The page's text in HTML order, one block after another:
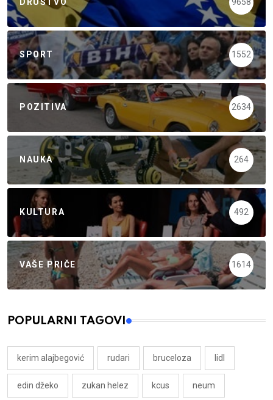
SPORT 1552
POZITIVA 2634
NAUKA 264
KULTURA 492
VAŠE PRIČE 1614
POPULARNI TAGOVI
kerim alajbegović rudari bruceloza lidl
edin džeko zukan helez kcus neum